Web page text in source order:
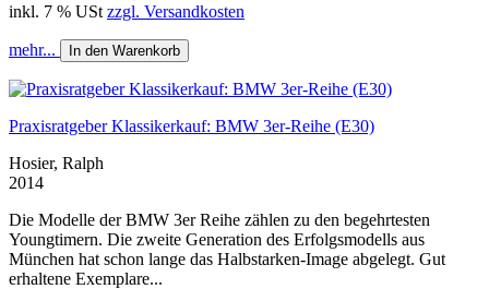
inkl. 7 % USt zzgl. Versandkosten
mehr... In den Warenkorb
Praxisratgeber Klassikerkauf: BMW 3er-Reihe (E30)
Hosier, Ralph
2014
Die Modelle der BMW 3er Reihe zählen zu den begehrtesten
Youngtimern. Die zweite Generation des Erfolgsmodells aus
München hat schon lange das Halbstarken-Image abgelegt. Gut
erhaltene Exemplare...